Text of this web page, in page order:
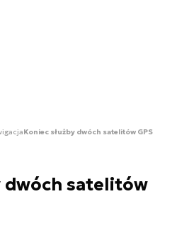
Koniec służby dwóch satelitów GPS
dwóch satelitów